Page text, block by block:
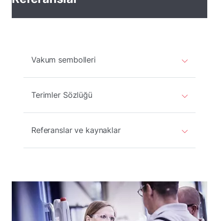
Vakum sembolleri
Terimler Sözlüğü
Referanslar ve kaynaklar